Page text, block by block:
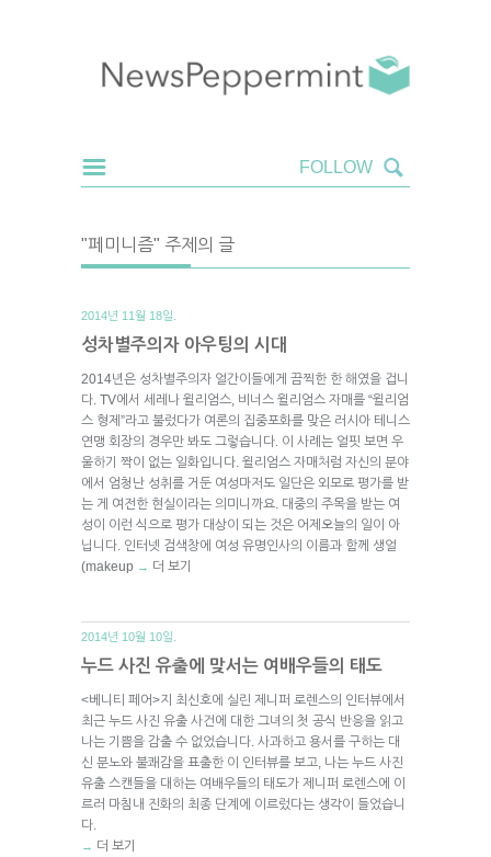
"페미니즘" 주제의 글
2014년 11월 18일.
성차별주의자 아우팅의 시대
2014년은 성차별주의자 얼간이들에게 끔찍한 한 해였을 겁니
다. TV에서 세레나 윌리엄스, 비너스 윌리엄스 자매를 “윌리엄
스 형제”라고 불렀다가 여론의 집중포화를 맞은 러시아 테니스
연맹 회장의 경우만 봐도 그렇습니다. 이 사례는 얼핏 보면 우
울하기 짝이 없는 일화입니다. 윌리엄스 자매처럼 자신의 분야
에서 엄청난 성취를 거둔 여성마저도 일단은 외모로 평가를 받
는 게 여전한 현실이라는 의미니까요. 대중의 주목을 받는 여
성이 이런 식으로 평가 대상이 되는 것은 어제오늘의 일이 아
닙니다. 인터넷 검색창에 여성 유명인사의 이름과 함께 생얼
(makeup → 더 보기
2014년 10월 10일.
누드 사진 유출에 맞서는 여배우들의 태도
<베니티 페어>지 최신호에 실린 제니퍼 로렌스의 인터뷰에서
최근 누드 사진 유출 사건에 대한 그녀의 첫 공식 반응을 읽고
나는 기쁨을 감출 수 없었습니다. 사과하고 용서를 구하는 대
신 분노와 불쾌감을 표출한 이 인터뷰를 보고, 나는 누드 사진
유출 스캔들을 대하는 여배우들의 태도가 제니퍼 로렌스에 이
르러 마침내 진화의 최종 단계에 이르렀다는 생각이 들었습니
다.
→ 더 보기